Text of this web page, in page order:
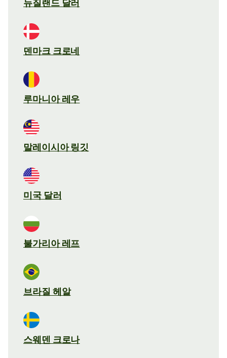
뉴질랜드 달러
덴마크 크로네
루마니아 레우
말레이시아 링깃
미국 달러
불가리아 레프
브라질 헤알
스웨덴 크로나